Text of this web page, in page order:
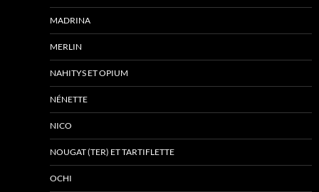
MADRINA
MERLIN
NAHITYS ET OPIUM
NÉNETTE
NICO
NOUGAT (TER) ET TARTIFLETTE
OCHI